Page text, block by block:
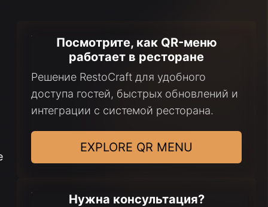
Посмотрите, как QR-меню
работает в ресторане
Решение RestoCraft для удобного
доступа гостей, быстрых обновлений и
интеграции с системой ресторана.
EXPLORE QR MENU
Нужна консультация?